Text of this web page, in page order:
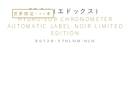
世界限定140本
EDOX（エドックス）
HYDRO-SUB CHRONOMETER
AUTOMATIC LABEL NOIR LIMITED
EDITION
80128-37NLNM-NLN